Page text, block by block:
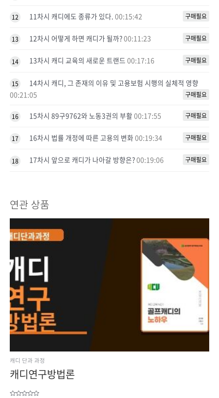
12 11차시 캐디에도 종류가 있다. 00:15:42 구매필요
13 12차시 어떻게 하면 캐디가 될까?00:11:23 구매필요
14 13차시 캐디 교육의 새로운 트랜드 00:17:16 구매필요
15
14차시 캐디, 그 존재의 이유 및 고용보험 시행의 실체적 영향
00:21:05
구매필요
16 15차시 89구9762와 노동3권의 부활 00:17:55 구매필요
17 16차시 법률 개정에 따른 고용의 변화 00:19:34 구매필요
18 17차시 앞으로 캐디가 나아갈 방향은?00:19:06 구매필요
연관 상품
캐디 단과 과정
캐디연구방법론